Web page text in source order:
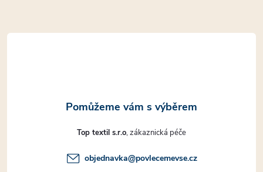
a
t
Top textil s.r.o
objednavka@povlecemevse.cz